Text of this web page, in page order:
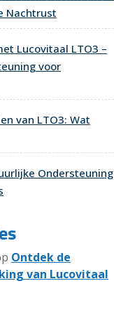
Nachtrust
Lucovitaal LTO3 –
voor
van LTO3: Wat
Ondersteuning
Ontdek de
van Lucovitaal